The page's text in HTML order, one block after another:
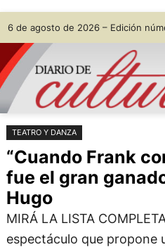
Saltar
al
contenido
Skip
to
content
6 de agosto de 2026 – Edición
TEATRO Y DANZA
“Cuando Frank
fue el gran
Hugo
MIRÁ LA LISTA
espectáculo que propone